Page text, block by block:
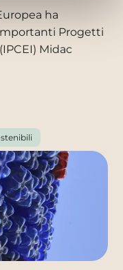
ha
Progetti
Midac